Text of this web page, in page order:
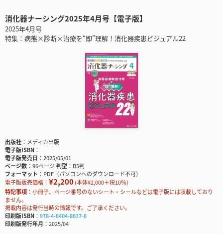
消化器ナーシング2025年4月号【電子版】
2025年4月号
特集：病態×診断×治療を“即”理解！消化器疾患ビジュアル22
出版社
メディカ出版
電子版ISBN
電子版発売日
2025/05/01
ページ数
96ページ判型
B5判
フォーマット
PDF（パソコンへのダウンロード不可）
電子版販売価格： ¥2,200(本体¥2,000＋税10％)
特記事項
小冊子、ページ番号のないシート・シールなどは電子版には収載しており
ません。
掲載内容は発行当時の情報です。ご了承ください。
印刷版ISBN
978-4-8404-8637-8
印刷版発行年月
2025/04